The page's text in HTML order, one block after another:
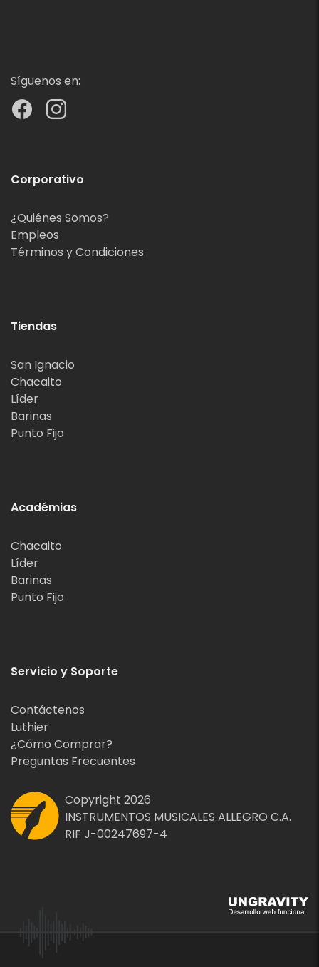
Síguenos en:
Corporativo
¿Quiénes Somos?
Empleos
Términos y Condiciones
Tiendas
San Ignacio
Chacaito
Líder
Barinas
Punto Fijo
Académias
Chacaito
Líder
Barinas
Punto Fijo
Servicio y Soporte
Contáctenos
Luthier
¿Cómo Comprar?
Preguntas Frecuentes
Copyright 2026
INSTRUMENTOS MUSICALES ALLEGRO C.A.
RIF J-00247697-4